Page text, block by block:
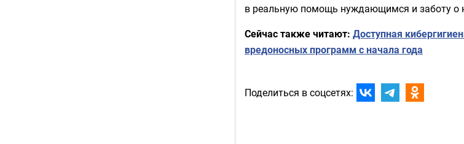
в реальную помощь нуждающимся и заботу о
Сейчас также читают: Доступная
вредоносных программ с начала года
Поделиться в соцсетях: